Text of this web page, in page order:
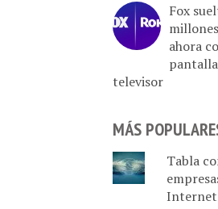
Fox
ahora
televisor
MÁS
Tabla
Internet